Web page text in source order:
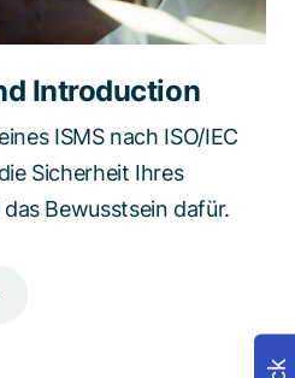
Introduction
ISMS nach ISO/IEC
Sicherheit Ihres
Bewusstsein dafür.